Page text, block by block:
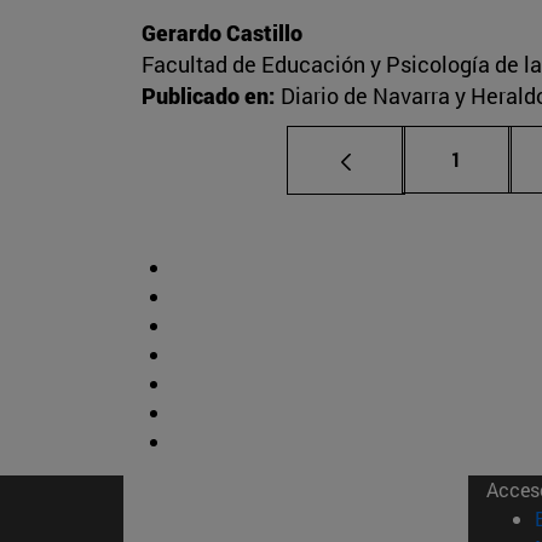
Gerardo Castillo
Facultad de Educación y Psicología de
Publicado en: Diario de Navarra y
Página
1